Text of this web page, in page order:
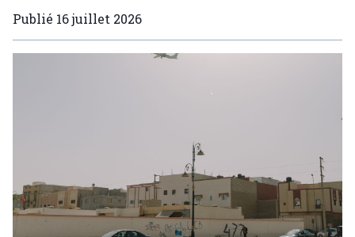
Publié 16 juillet 2026